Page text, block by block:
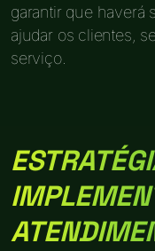
garantir que haverá
ajudar os clientes,
serviço.